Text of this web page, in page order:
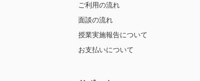
ご利用の流れ
面談の流れ
授業実施報告について
お支払いについて